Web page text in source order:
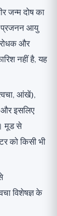
जन्म दोष का
प्रजनन आयु
और
नहीं है, यह
आंखें),
इसलिए
मूड से
को किसी भी
विशेषज्ञ के